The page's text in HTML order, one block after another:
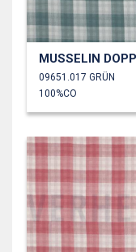
09651.017 GRÜN
100%CO